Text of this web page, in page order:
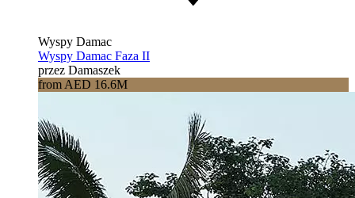
Wyspy Damac
Wyspy Damac Faza II
przez Damaszek
from AED 16.6M